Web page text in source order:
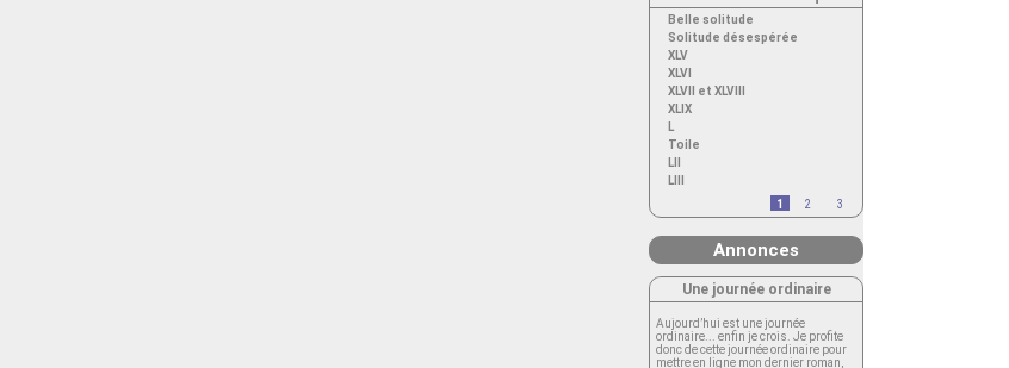
Belle solitude
Solitude désespérée
XLV
XLVI
XLVII et XLVIII
XLIX
L
Toile
LII
LIII
1
2 3
Annonces
Une journée ordinaire
Aujourd’hui est une journée
ordinaire... enfin je crois. Je profite
donc de cette journée ordinaire pour
mettre en ligne mon dernier roman,